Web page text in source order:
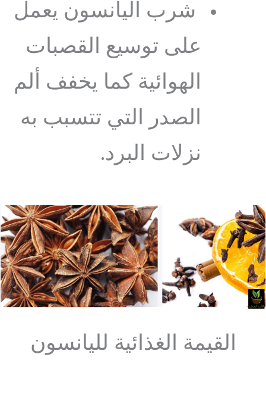
شرب اليانسون يعمل
على توسيع القصبات
الهوائية كما يخفف ألم
الصدر التي تتسبب به
نزلات البرد.
القيمة الغذائية لليانسون